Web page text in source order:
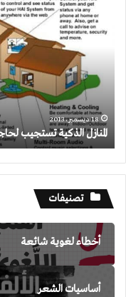
الذكية
تستجيب
وتتواصل
الجوال
18 ديسمبر، 2013
المنازل الذكية تستجيب
تصنيفات
أخطاء لغوية شائعة
أساسيات الشعر